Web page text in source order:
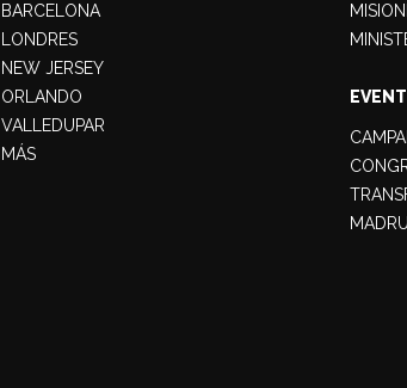
BARCELONA
LONDRES
NEW JERSEY
ORLANDO
VALLEDUPAR
MÁS